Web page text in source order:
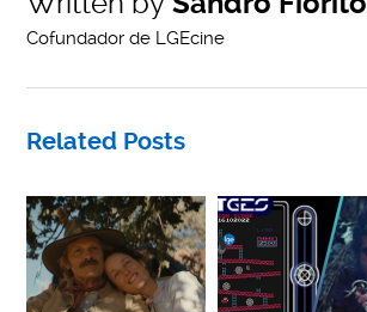
Cofundador de LGEcine
Related Posts